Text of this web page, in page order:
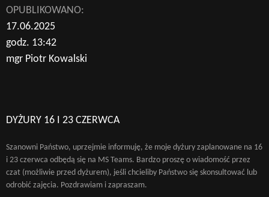
OPUBLIKOWANO:
17.06.2025
godz. 13:42
mgr Piotr Kowalski
DYŻURY 16 I 23 CZERWCA
Szanowni Państwo, uprzejmie informuję, że moje dyżury zaplanowane na 16
i 23 czerwca odbędą się na MS Teams. Bardzo proszę o wiadomość przez
czat (możliwie przed dyżurem), jeśli chcieliby Państwo się skonsultować lub
odrobić zajęcia. Pozdrawiam i zapraszam.
Wyszukaj na stronie: